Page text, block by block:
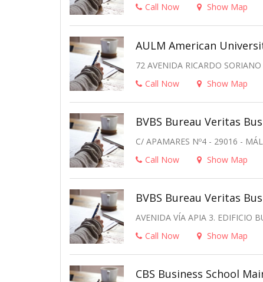
Call Now
Show Map
AULM American
72 AVENIDA RICARDO
Call Now
Show Map
BVBS Bureau Veritas
C/ APAMARES Nº4 - 29016 -
Call Now
Show Map
BVBS Bureau Veritas
AVENIDA VÍA APIA 3. EDIFICIO
Call Now
Show Map
CBS Business School